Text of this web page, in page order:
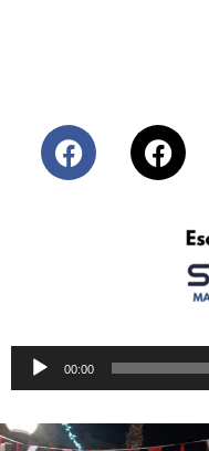
Reproductor
de
00:00